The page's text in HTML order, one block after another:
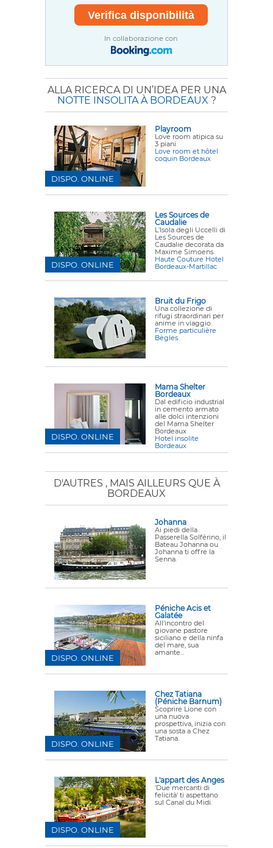
In collaborazione con
ALLA RICERCA DI UN’IDEA PER UNA
NOTTE INSOLITA À BORDEAUX ?
Playroom
Love room atipica su
3 piani
Love room et hôtel
coquin Bordeaux
DISPO. ONLINE
Les Sources de
Caudalie
L'Isola degli Uccelli di
Les Sources de
Caudalie decorata da
Maxime Simoens
Haute Couture Hotel
Bordeaux-Martillac
DISPO. ONLINE
Bruit du Frigo
Una collezione di
rifugi straordinari per
anime in viaggio.
Forme particulière
Bègles
Mama Shelter
Bordeaux
Dal edificio industrial
in cemento armato
alle dolci intenzioni
del Mama Shelter
Bordeaux
Hotel insolite
Bordeaux
DISPO. ONLINE
D'AUTRES , MAIS AILLEURS QUE À
BORDEAUX
Johanna
Ai piedi della
Passerella Solférino, il
Bateau Johanna ou
Johanna ti offre la
Senna.
Péniche Acis et
Galatée
All'incontro del
giovane pastore
siciliano e della ninfa
del mare, sua
amante...
DISPO. ONLINE
Chez Tatiana
(Péniche Barnum)
Scoprire Lione con
una nuova
prospettiva, inizia con
una sosta a Chez
Tatiana.
DISPO. ONLINE
L'appart des Anges
'Due mercanti di
felicità' ti aspettano
sul Canal du Midi.
DISPO. ONLINE